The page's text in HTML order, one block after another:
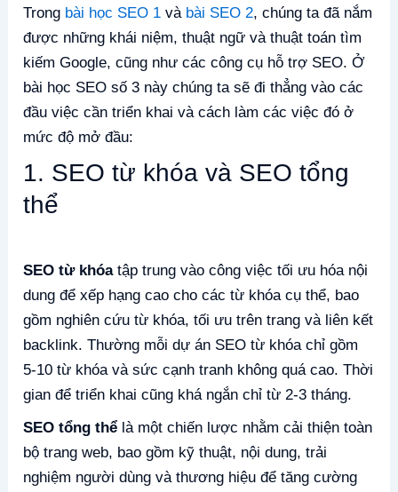
Trong bài học SEO 1 và bài SEO 2, chúng ta đã nắm
được những khái niệm, thuật ngữ và thuật toán tìm
kiếm Google, cũng như các công cụ hỗ trợ SEO. Ở
bài học SEO số 3 này chúng ta sẽ đi thẳng vào các
đầu việc cần triển khai và cách làm các việc đó ở
mức độ mở đầu:
1. SEO từ khóa và SEO tổng
thể
SEO từ khóatập trung vào công việc tối ưu hóa nội
dung để xếp hạng cao cho các từ khóa cụ thể, bao
gồm nghiên cứu từ khóa, tối ưu trên trang và liên kết
backlink. Thường mỗi dự án SEO từ khóa chỉ gồm
5-10 từ khóa và sức cạnh tranh không quá cao. Thời
gian để triển khai cũng khá ngắn chỉ từ 2-3 tháng.
SEO tổng thể là một chiến lược nhằm cải thiện toàn
bộ trang web, bao gồm kỹ thuật, nội dung, trải
nghiệm người dùng và thương hiệu để tăng cường